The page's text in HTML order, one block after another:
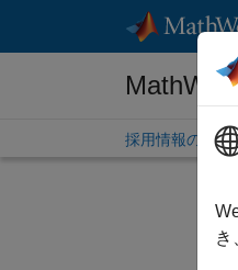
コンテンツへスキップ
採用情報の概要
き